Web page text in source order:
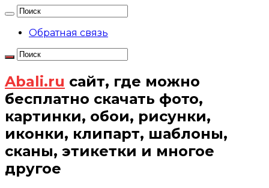
Обратная связь
Abali.ru сайт, где можно
бесплатно скачать фото,
картинки, обои, рисунки,
иконки, клипарт, шаблоны,
сканы, этикетки и многое
другое